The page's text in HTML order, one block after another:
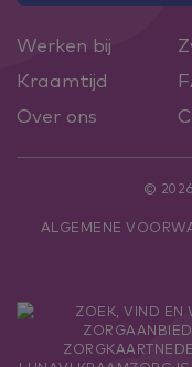
Werken bij
Kraamtijd
Over ons
©
ALGEMENE